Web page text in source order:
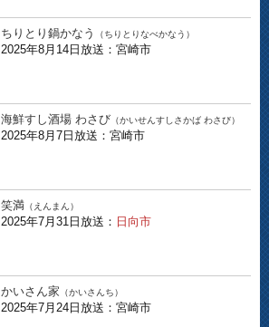
ちりとり鍋かなう （ちりとりなべかなう）
2025年8月14日放送：宮崎市
海鮮すし酒場 わさび （かいせんすしさかば わさび）
2025年8月7日放送：宮崎市
笑満 （えんまん）
2025年7月31日放送： 日向市
かいさん家 （かいさんち）
2025年7月24日放送：宮崎市